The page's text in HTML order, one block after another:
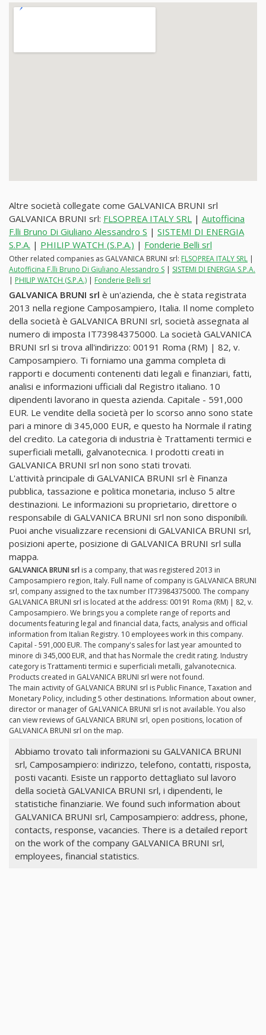
Altre società collegate come GALVANICA BRUNI srl
GALVANICA BRUNI srl: FLSOPREA ITALY SRL | Autofficina
F.lli Bruno Di Giuliano Alessandro S | SISTEMI DI ENERGIA
S.P.A. | PHILIP WATCH (S.P.A.) | Fonderie Belli srl
Other related companies as GALVANICA BRUNI srl: FLSOPREA ITALY SRL |
Autofficina F.lli Bruno Di Giuliano Alessandro S | SISTEMI DI ENERGIA S.P.A.
| PHILIP WATCH (S.P.A.) | Fonderie Belli srl
GALVANICA BRUNI srl è un'azienda, che è stata registrata
2013 nella regione Camposampiero, Italia. Il nome completo
della società è GALVANICA BRUNI srl, società assegnata al
numero di imposta IT73984375000. La società GALVANICA
BRUNI srl si trova all'indirizzo: 00191 Roma (RM) | 82, v.
Camposampiero. Ti forniamo una gamma completa di
rapporti e documenti contenenti dati legali e finanziari, fatti,
analisi e informazioni ufficiali dal Registro italiano. 10
dipendenti lavorano in questa azienda. Capitale - 591,000
EUR. Le vendite della società per lo scorso anno sono state
pari a minore di 345,000 EUR, e questo ha Normale il rating
del credito. La categoria di industria è Trattamenti termici e
superficiali metalli, galvanotecnica. I prodotti creati in
GALVANICA BRUNI srl non sono stati trovati.
L'attività principale di GALVANICA BRUNI srl è Finanza
pubblica, tassazione e politica monetaria, incluso 5 altre
destinazioni. Le informazioni su proprietario, direttore o
responsabile di GALVANICA BRUNI srl non sono disponibili.
Puoi anche visualizzare recensioni di GALVANICA BRUNI srl,
posizioni aperte, posizione di GALVANICA BRUNI srl sulla
mappa.
GALVANICA BRUNI srl is a company, that was registered 2013 in
Camposampiero region, Italy. Full name of company is GALVANICA BRUNI
srl, company assigned to the tax number IT73984375000. The company
GALVANICA BRUNI srl is located at the address: 00191 Roma (RM) | 82, v.
Camposampiero. We brings you a complete range of reports and
documents featuring legal and financial data, facts, analysis and official
information from Italian Registry. 10 employees work in this company.
Capital - 591,000 EUR. The company's sales for last year amounted to
minore di 345,000 EUR, and that has Normale the credit rating. Industry
category is Trattamenti termici e superficiali metalli, galvanotecnica.
Products created in GALVANICA BRUNI srl were not found.
The main activity of GALVANICA BRUNI srl is Public Finance, Taxation and
Monetary Policy, including 5 other destinations. Information about owner,
director or manager of GALVANICA BRUNI srl is not available. You also
can view reviews of GALVANICA BRUNI srl, open positions, location of
GALVANICA BRUNI srl on the map.
Abbiamo trovato tali informazioni su GALVANICA BRUNI
srl, Camposampiero: indirizzo, telefono, contatti, risposta,
posti vacanti. Esiste un rapporto dettagliato sul lavoro
della società GALVANICA BRUNI srl, i dipendenti, le
statistiche finanziarie. We found such information about
GALVANICA BRUNI srl, Camposampiero: address, phone,
contacts, response, vacancies. There is a detailed report
on the work of the company GALVANICA BRUNI srl,
employees, financial statistics.